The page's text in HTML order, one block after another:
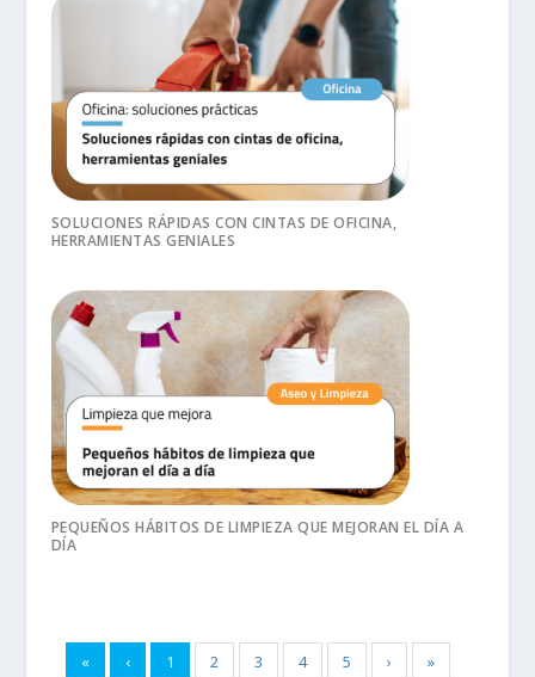
SOLUCIONES RÁPIDAS CON CINTAS DE OFICINA,
HERRAMIENTAS GENIALES
PEQUEÑOS HÁBITOS DE LIMPIEZA QUE MEJORAN EL DÍA A
DÍA
« ‹ 1 2 3 4 5 › »